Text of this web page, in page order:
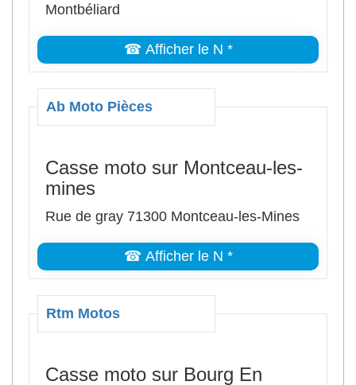
Montbéliard
☎ Afficher le N *
Ab Moto Pièces
Casse moto sur Montceau-les-
mines
Rue de gray 71300 Montceau-les-Mines
☎ Afficher le N *
Rtm Motos
Casse moto sur Bourg En